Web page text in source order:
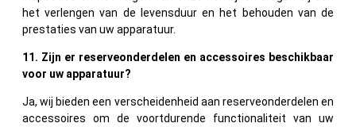
het verlengen van de levensduur en het behouden van de
prestaties van uw apparatuur.
11. Zijn er reserveonderdelen en accessoires beschikbaar
voor uw apparatuur?
Ja, wij bieden een verscheidenheid aan reserveonderdelen en
accessoires om de voortdurende functionaliteit van uw